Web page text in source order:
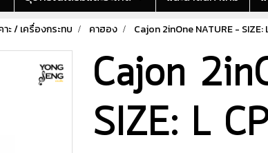
าะ / เครื่องกระทบ คาฮอง Cajon 2inOne NATURE - SIZE:
Cajon
SIZE: L